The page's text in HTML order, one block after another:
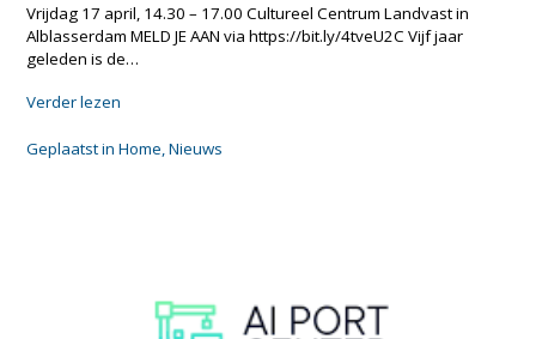
Vrijdag 17 april, 14.30 – 17.00 Cultureel Centrum Landvast in
Alblasserdam MELD JE AAN via https://bit.ly/4tveU2C Vijf jaar
geleden is de…
Verder lezen
over
Geplaatst inHome,Nieuws